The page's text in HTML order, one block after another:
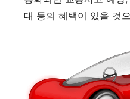
대 등의 혜택이 있을 것